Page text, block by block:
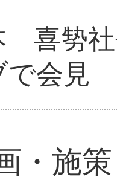
喜㔟
会見
・施策